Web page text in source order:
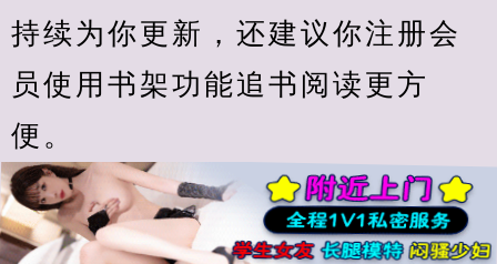
持续为你更新，还建议你注册会
员使用书架功能追书阅读更方
便。